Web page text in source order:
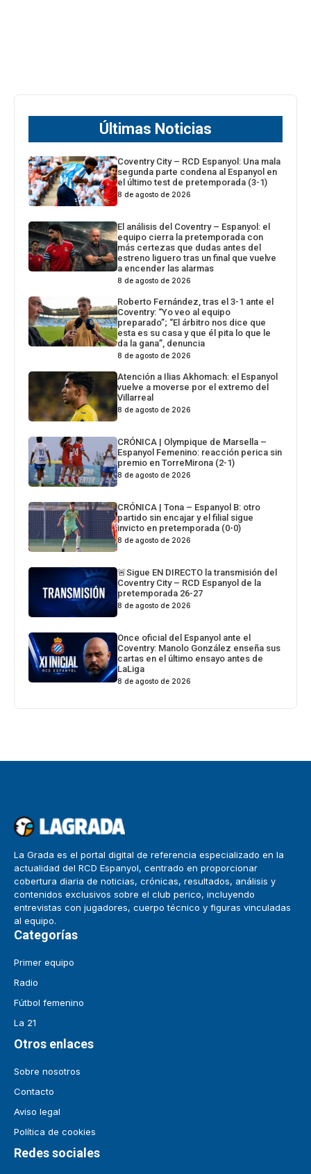
Últimas Noticias
Coventry City – RCD Espanyol: Una mala
segunda parte condena al Espanyol en
el último test de pretemporada (3-1)
8 de agosto de 2026
El análisis del Coventry – Espanyol: el
equipo cierra la pretemporada con
más certezas que dudas antes del
estreno liguero tras un final que vuelve
a encender las alarmas
8 de agosto de 2026
Roberto Fernández, tras el 3-1 ante el
Coventry: “Yo veo al equipo
preparado”; “El árbitro nos dice que
esta es su casa y que él pita lo que le
da la gana”, denuncia
8 de agosto de 2026
Atención a Ilias Akhomach: el Espanyol
vuelve a moverse por el extremo del
Villarreal
8 de agosto de 2026
CRÓNICA | Olympique de Marsella –
Espanyol Femenino: reacción perica sin
premio en TorreMirona (2-1)
8 de agosto de 2026
CRÓNICA | Tona – Espanyol B: otro
partido sin encajar y el filial sigue
invicto en pretemporada (0-0)
8 de agosto de 2026
🚨Sigue EN DIRECTO la transmisión del
Coventry City – RCD Espanyol de la
pretemporada 26-27
8 de agosto de 2026
Once oficial del Espanyol ante el
Coventry: Manolo González enseña sus
cartas en el último ensayo antes de
LaLiga
8 de agosto de 2026
La Grada es el portal digital de referencia especializado en la
actualidad del RCD Espanyol, centrado en proporcionar
cobertura diaria de noticias, crónicas, resultados, análisis y
contenidos exclusivos sobre el club perico, incluyendo
entrevistas con jugadores, cuerpo técnico y figuras vinculadas
al equipo.
Categorías
Primer equipo
Radio
Fútbol femenino
La 21
Otros enlaces
Sobre nosotros
Contacto
Aviso legal
Política de cookies
Redes sociales